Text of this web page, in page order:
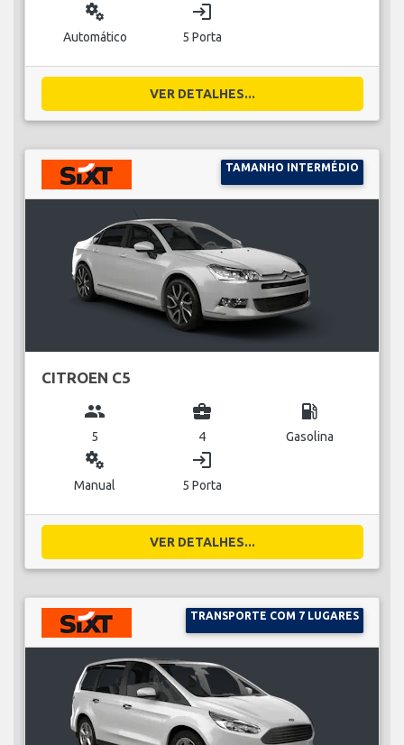
miscellaneous_services
Automático
login
5 Porta
VER DETALHES...
TAMANHO INTERMÉDIO
CITROEN C5
group
5
business_center
4
local_gas_station
Gasolina
miscellaneous_services
Manual
login
5 Porta
VER DETALHES...
TRANSPORTE COM 7 LUGARES